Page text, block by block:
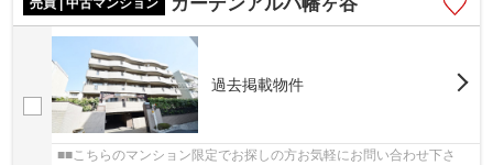
売買 | 中古マンション
過去掲載物件
■■こちらのマンション限定でお探しの方お気軽にお問い合わせ下さ